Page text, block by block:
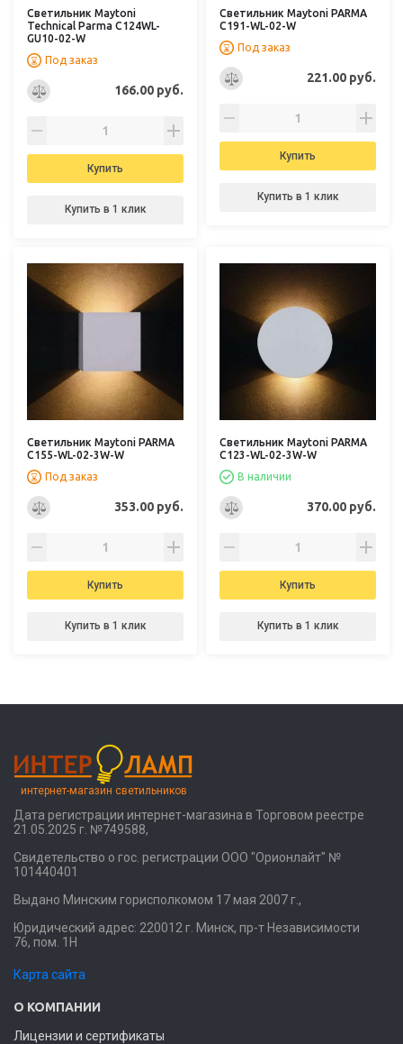
Светильник Maytoni
Technical Parma C124WL-
GU10-02-W
Под заказ
166.00 руб.
Купить
Купить в 1 клик
Светильник Maytoni PARMA
C191-WL-02-W
Под заказ
221.00 руб.
Купить
Купить в 1 клик
Светильник Maytoni PARMA
C155-WL-02-3W-W
Под заказ
353.00 руб.
Купить
Купить в 1 клик
Светильник Maytoni PARMA
C123-WL-02-3W-W
В наличии
370.00 руб.
Купить
Купить в 1 клик
интернет-магазин светильников
Дата регистрации интернет-магазина в Торговом реестре
21.05.2025 г. №749588,
Свидетельство о гос. регистрации ООО "Орионлайт" №
101440401
Выдано Минским горисполкомом 17 мая 2007 г.,
Юридический адрес: 220012 г. Минск, пр-т Независимости
76, пом. 1Н
Карта сайта
О КОМПАНИИ
Лицензии и сертификаты